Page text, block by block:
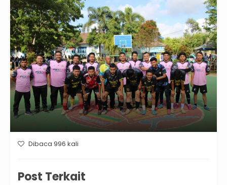
Dibaca 996 kali
Post Terkait